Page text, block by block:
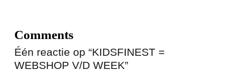
Comments
Één reactie op “KIDSFINEST =
WEBSHOP V/D WEEK”